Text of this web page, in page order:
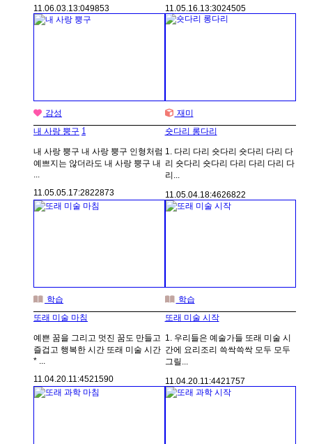
11.06.03.13:049853
11.05.16.13:3024505
감성
내 사랑 뿡구 1
내 사랑 뿡구 내 사랑 뿡구 인형처럼
예쁘지는 않더라도 내 사랑 뿡구 내
...
11.05.05.17:2822873
재미
숏다리 롱다리
1. 다리 다리 숏다리 숏다리 다리 다
리 숏다리 숏다리 다리 다리 다리 다
리...
11.05.04.18:4626822
학습
또래 미술 마침
예쁜 꿈을 그리고 멋진 꿈도 만들고
즐겁고 행복한 시간 또래 미술 시간
* ...
11.04.20. 11:4521590
학습
또래 미술 시작
1. 우리들은 예술가들 또래 미술 시
간에 요리조리 쓱싹쓱싹 모두 모두
그릴...
11.04.20. 11:4421757